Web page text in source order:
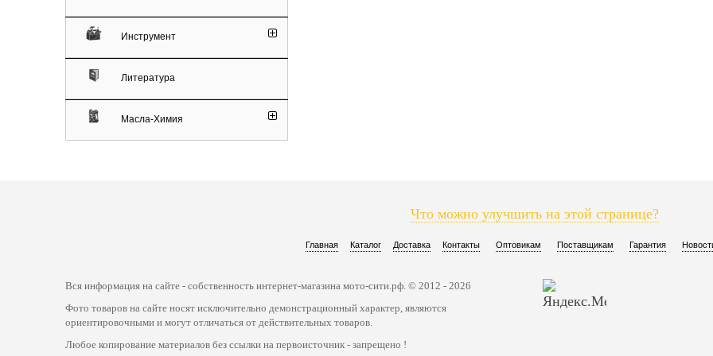
Инструмент
Литература
Масла-Химия
Что можно улучшить на этой странице?
Главная Каталог Доставка Контакты Оптовикам Поставщикам Гарантия
Вся информация на сайте - собственность интернет-магазина мото-сити.рф. © 2012 - 2026
Фото товаров на сайте носят исключительно демонстрационный характер, являются
ориентировочными и могут отличаться от действительных товаров.
Любое копирование материалов без ссылки на первоисточник - запрещено !